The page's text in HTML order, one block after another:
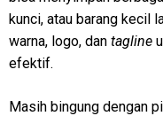
kunci, atau barang kecil
warna, logo, dan tagline
efektif.
Masih bingung dengan